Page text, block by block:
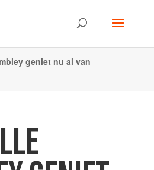
geniet nu al van